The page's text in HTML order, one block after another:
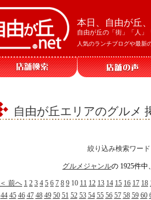
本日、自由が丘、
自由が丘の「街」「人」
人気のランチブログや最新
自由が丘エリアのグルメ
絞り込み検索ワード
グルメジャンルの 1925件中
＜ 前へ 1 2 3 4 5 6 7 8 9 10 11 12 13 14 15 16 17 18
44 45 46 47 48 49 50 51 52 53 54 55 56 57 58 59 60